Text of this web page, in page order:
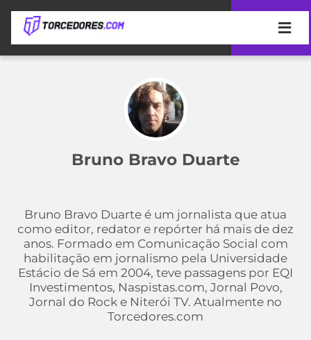
APOSTAS
MELHORES
APOSTAS
2026
CÓDIGO
PROMOCIONAL
BETBOOM
MUNDO
MEU
TIME
PALMEIRAS
CAMPEONATOS
BRASILEIRÃO
SÉRIE
A
MÍDIA
ESPORTIVA
Bruno Bravo Duarte
Bruno Bravo Duarte é um jornalista que atua
como editor, redator e repórter há mais de dez
anos. Formado em Comunicação Social com
habilitação em jornalismo pela Universidade
Estácio de Sá em 2004, teve passagens por EQI
Investimentos, Naspistas.com, Jornal Povo,
Jornal do Rock e Niterói TV. Atualmente no
Torcedores.com